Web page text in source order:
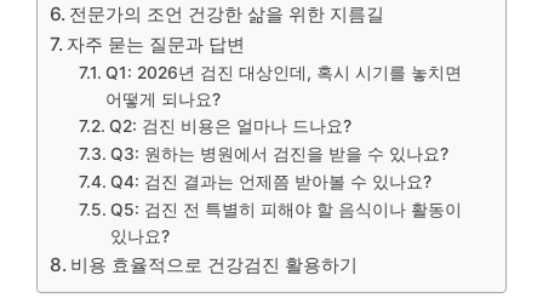
전문가의 조언 건강한 삶을 위한 지름길
자주 묻는 질문과 답변
Q1: 2026년 검진 대상인데, 혹시 시기를 놓치면
어떻게 되나요?
Q2: 검진 비용은 얼마나 드나요?
Q3: 원하는 병원에서 검진을 받을 수 있나요?
Q4: 검진 결과는 언제쯤 받아볼 수 있나요?
Q5: 검진 전 특별히 피해야 할 음식이나 활동이
있나요?
비용 효율적으로 건강검진 활용하기